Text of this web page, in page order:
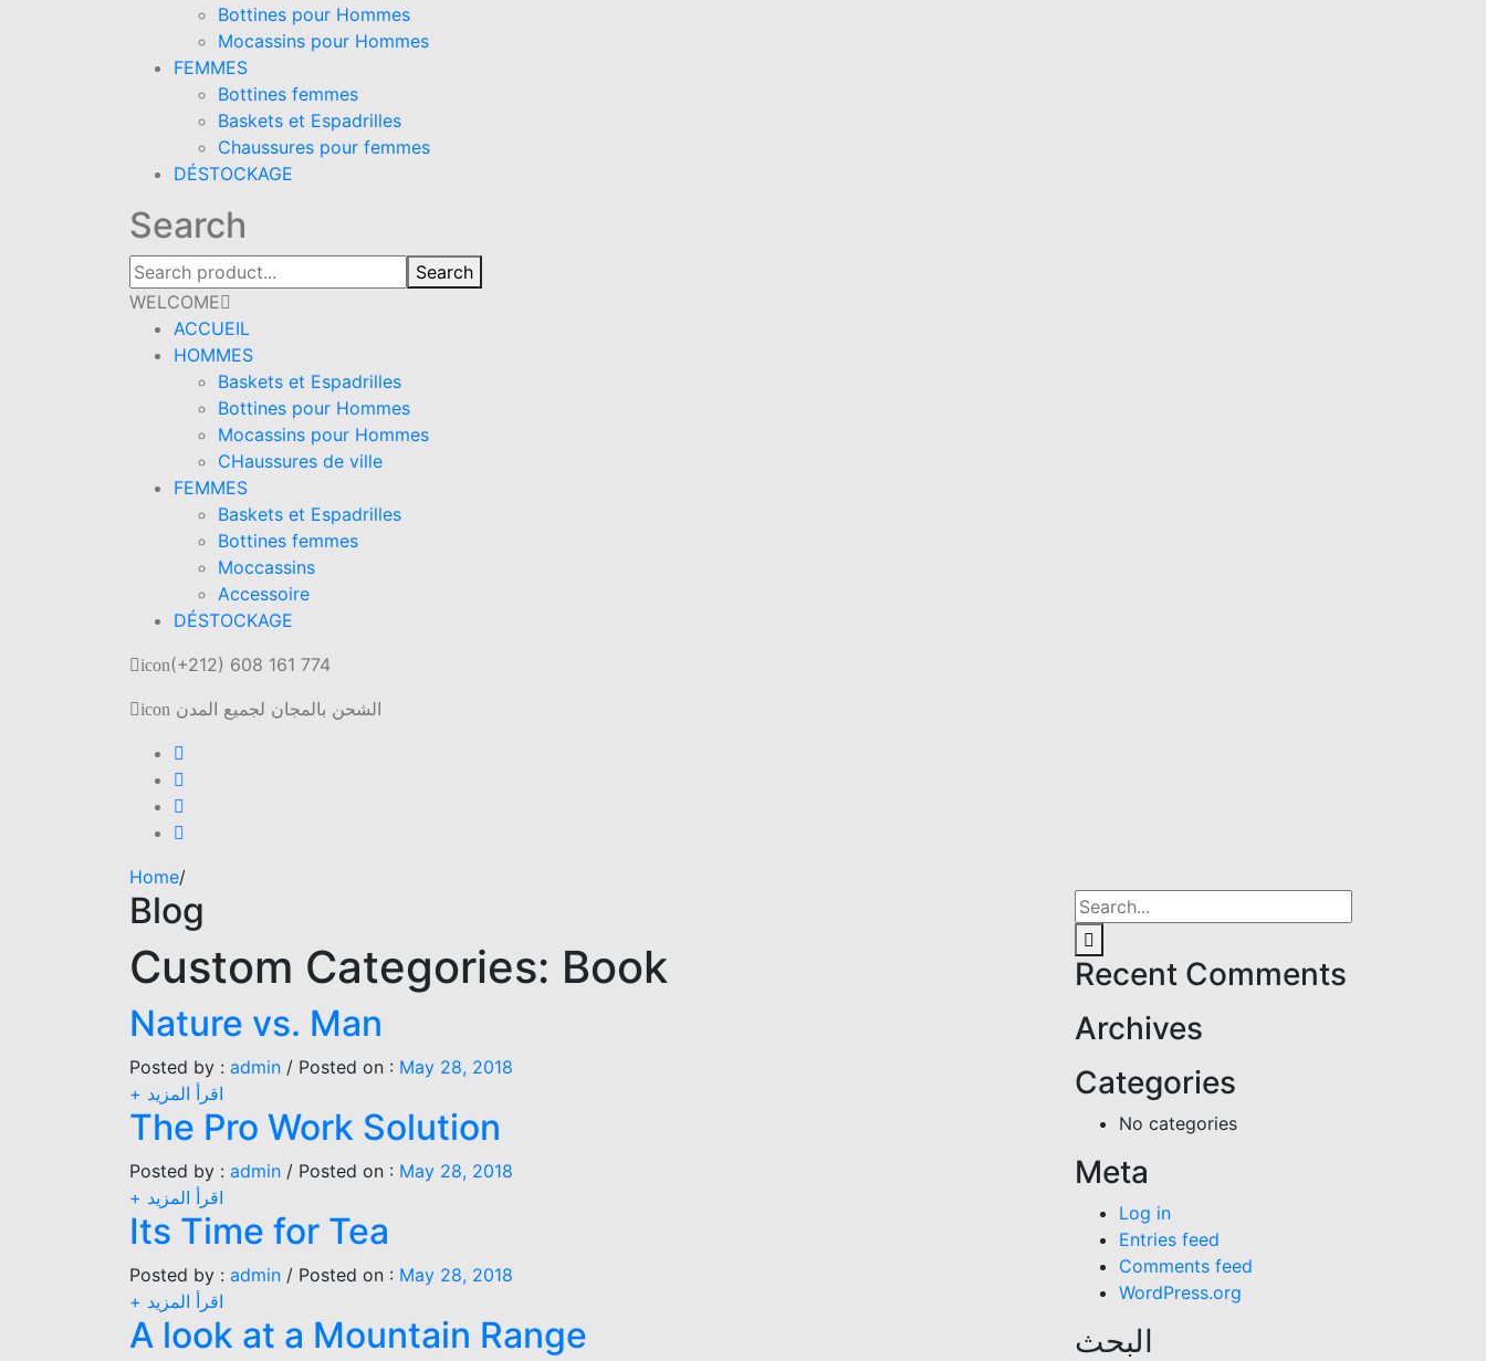
Bottines pour Hommes
Mocassins pour Hommes
FEMMES
Bottines femmes
Baskets et Espadrilles
Chaussures pour femmes
DÉSTOCKAGE
Search
Search
WELCOME
ACCUEIL
HOMMES
Baskets et Espadrilles
Bottines pour Hommes
Mocassins pour Hommes
CHaussures de ville
FEMMES
Baskets et Espadrilles
Bottines femmes
Moccassins
Accessoire
DÉSTOCKAGE
icon(+212) 608 161 774
icon الشحن بالمجان لجميع المدن
Home/
Blog
Custom Categories: Book
Nature vs. Man
Posted by : admin / Posted on : May 28, 2018
+ اقرأ المزيد
The Pro Work Solution
Posted by : admin / Posted on : May 28, 2018
+ اقرأ المزيد
Its Time for Tea
Posted by : admin / Posted on : May 28, 2018
+ اقرأ المزيد
A look at a Mountain Range
Recent Comments
Archives
Categories
No categories
Meta
Log in
Entries feed
Comments feed
WordPress.org
البحث